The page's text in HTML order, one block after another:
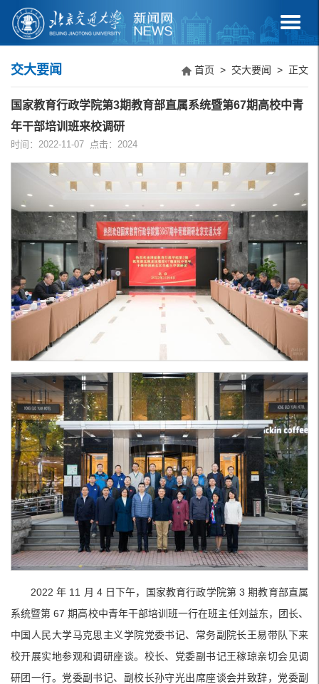
交大要闻 首页 > 交大要闻 > 正文
国家教育行政学院第3期教育部直属系统暨第67期高校中青
年干部培训班来校调研
时间：2022-11-07 点击： 2024
2022 年 11 月 4 日下午，国家教育行政学院第 3 期教育部直属
系统暨第 67 期高校中青年干部培训班一行在班主任刘益东，团长、
中国人民大学马克思主义学院党委书记、常务副院长王易带队下来
校开展实地参观和调研座谈。校长、党委副书记王稼琼亲切会见调
研团一行。党委副书记、副校长孙守光出席座谈会并致辞，党委副